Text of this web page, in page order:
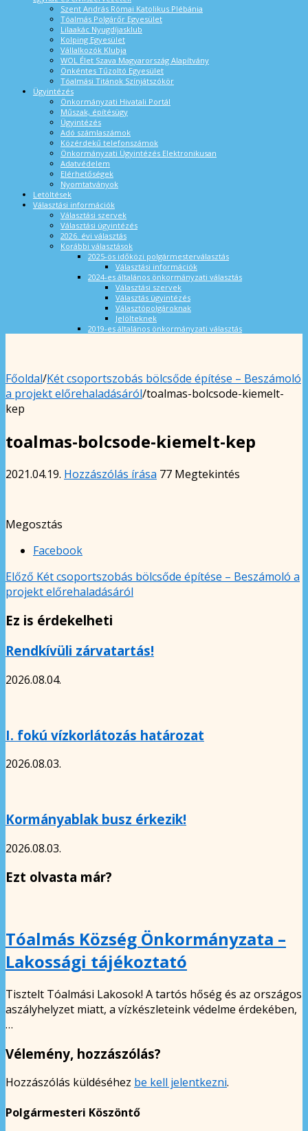
Szent András Római Katolikus Plébánia
Tóalmás Polgárőr Egyesület
Lilaakác Nyugdíjasklub
Kolping Egyesület
Vállalkozók Klubja
WOL Élet Szava Magyarország Alapítvány
Önkéntes Tűzoltó Egyesület
Tóalmási Titánok Színjátszókör
Ügyintézés
Önkormányzati Hivatali Portál
Műszak, építésügy
Ügyintézés
Adó számlaszámok
Közérdekű telefonszámok
Önkormányzati Ügyintézés Elektronikusan
Adatvédelem
Elérhetőségek
Nyomtatványok
Letöltések
Választási információk
Választási szervek
Választási ügyintézés
2026. évi választás
Korábbi választások
2025-ös időközi polgármesterválasztás
Választási információk
2024-es általános önkormányzati választás
Választási szervek
Választás ügyintézés
Választópolgároknak
Jelölteknek
2019-es általános önkormányzati választás
Főoldal/Két csoportszobás bölcsőde építése – Beszámoló
a projekt előrehaladásáról/toalmas-bolcsode-kiemelt-
kep
toalmas-bolcsode-kiemelt-kep
2021.04.19. Hozzászólás írása 77 Megtekintés
Megosztás
Facebook
Előző Két csoportszobás bölcsőde építése – Beszámoló a
projekt előrehaladásáról
Ez is érdekelheti
Rendkívüli zárvatartás!
2026.08.04.
I. fokú vízkorlátozás határozat
2026.08.03.
Kormányablak busz érkezik!
2026.08.03.
Ezt olvasta már?
Tóalmás Község Önkormányzata –
Lakossági tájékoztató
Tisztelt Tóalmási Lakosok! A tartós hőség és az országos
aszályhelyzet miatt, a vízkészleteink védelme érdekében,
…
Vélemény, hozzászólás?
Hozzászólás küldéséhez be kell jelentkezni.
Polgármesteri Köszöntő